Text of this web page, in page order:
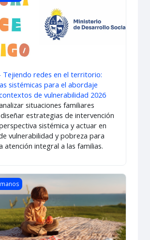
Tejiendo redes en el territorio:
sistémicas para el abordaje
de vulnerabilidad 2026
situaciones familiares
estrategias de intervención
sistémica y actuar en
vulnerabilidad y pobreza para
atención integral a las familias.
Orientaciones Nutricionales para la Primera